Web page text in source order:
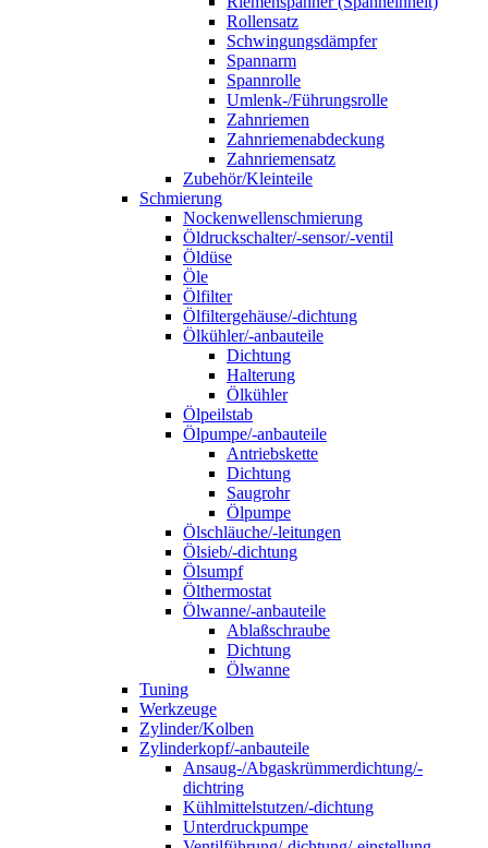
Rollensatz
Schwingungsdämpfer
Spannarm
Spannrolle
Umlenk-/Führungsrolle
Zahnriemen
Zahnriemenabdeckung
Zahnriemensatz
Zubehör/Kleinteile
Schmierung
Nockenwellenschmierung
Öldruckschalter/-sensor/-ventil
Öldüse
Öle
Ölfilter
Ölfiltergehäuse/-dichtung
Ölkühler/-anbauteile
Dichtung
Halterung
Ölkühler
Ölpeilstab
Ölpumpe/-anbauteile
Antriebskette
Dichtung
Saugrohr
Ölpumpe
Ölschläuche/-leitungen
Ölsieb/-dichtung
Ölsumpf
Ölthermostat
Ölwanne/-anbauteile
Ablaßschraube
Dichtung
Ölwanne
Tuning
Werkzeuge
Zylinder/Kolben
Zylinderkopf/-anbauteile
Ansaug-/Abgaskrümmerdichtung/-
dichtring
Kühlmittelstutzen/-dichtung
Unterdruckpumpe